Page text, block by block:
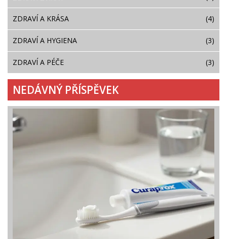
ZDRAVÍ A KRÁSA (4)
ZDRAVÍ A HYGIENA (3)
ZDRAVÍ A PÉČE (3)
NEDÁVNÝ PŘÍSPĚVEK